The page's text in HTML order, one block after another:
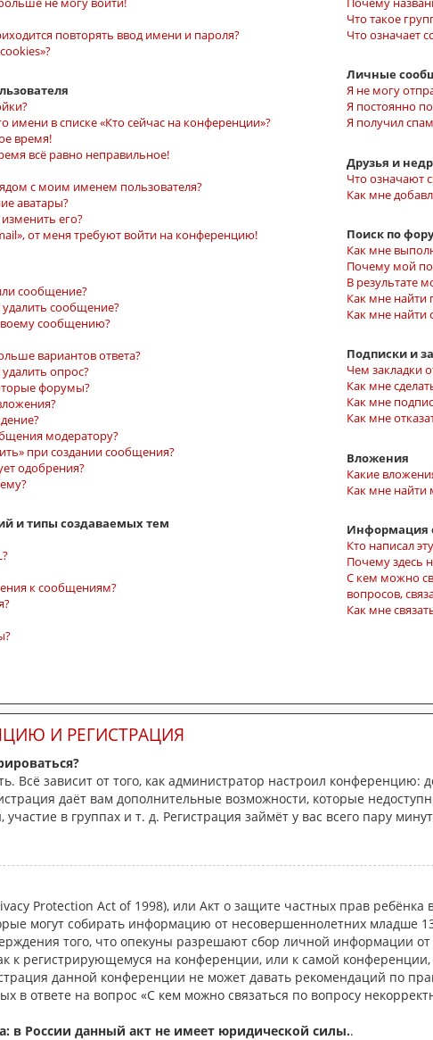
повторять ввод имени и пароля?
имени в списке «Кто сейчас на конференции»?
время!
всё равно неправильное!
с моим именем пользователя?
аватары?
его?
от меня требуют войти на конференцию!
сообщение?
сообщение?
сообщению?
вариантов ответа?
опрос?
форумы?
модератору?
при создании сообщения?
одобрения?
и типы создаваемых тем
к сообщениям?
Что такое
Что означает
Личные
Я не могу
Я постоянно
Я получил
Друзья и
Что означают
Как мне
Поиск по
Как мне
Почему мой
В результате
Как мне найти
Как мне найти
Подписки и
Чем закладки
Как мне
Как мне
Как мне
Вложения
Какие
Как мне найти
Информация
Кто написал
Почему здесь
С кем можно
вопросов,
Как мне
И РЕГИСТРАЦИЯ
Всё зависит от того, как администратор настроил
даёт вам дополнительные возможности, которые
в группах и т. д. Регистрация займёт у вас всего пару
Protection Act of 1998), или Акт о защите частных прав
могут собирать информацию от несовершеннолетних младше
того, что опекуны разрешают сбор личной информации
к регистрирующемуся на конференции, или к самой
данной конференции не может давать рекомендаций по
в ответе на вопрос «С кем можно связаться по вопросу
в России данный акт не имеет юридической силы..